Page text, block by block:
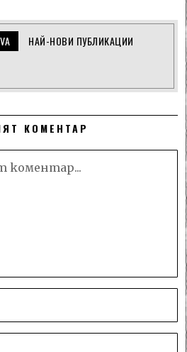
НАЙ-НОВИ ПУБЛИКАЦИИ
КОМЕНТАР